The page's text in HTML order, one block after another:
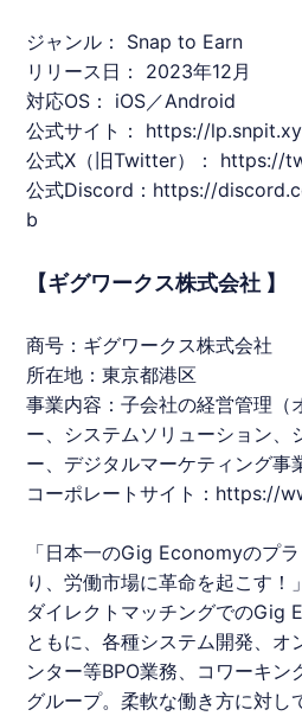
ジャンル： Snap to Earn
リリース日： 2023年12月
対応OS： iOS／Android
公式サイト： https://
公式X（旧Twitter）： https://
公式Discord： https://
b
【ギグワークス株式会社 】
商号：ギグワークス株式会社
所在地：東京都港区
事業内容：子会社の経営管理（
ー、システムソリューション、
ー、デジタルマーケティング事
コーポレートサイト： https://
「日本一のGig Economyのプ
り、労働市場に革命を起こす！
ダイレクトマッチングでのGig
ともに、各種システム開発、オ
ンター等BPO業務、コワーキン
グループ。柔軟な働き方に対し